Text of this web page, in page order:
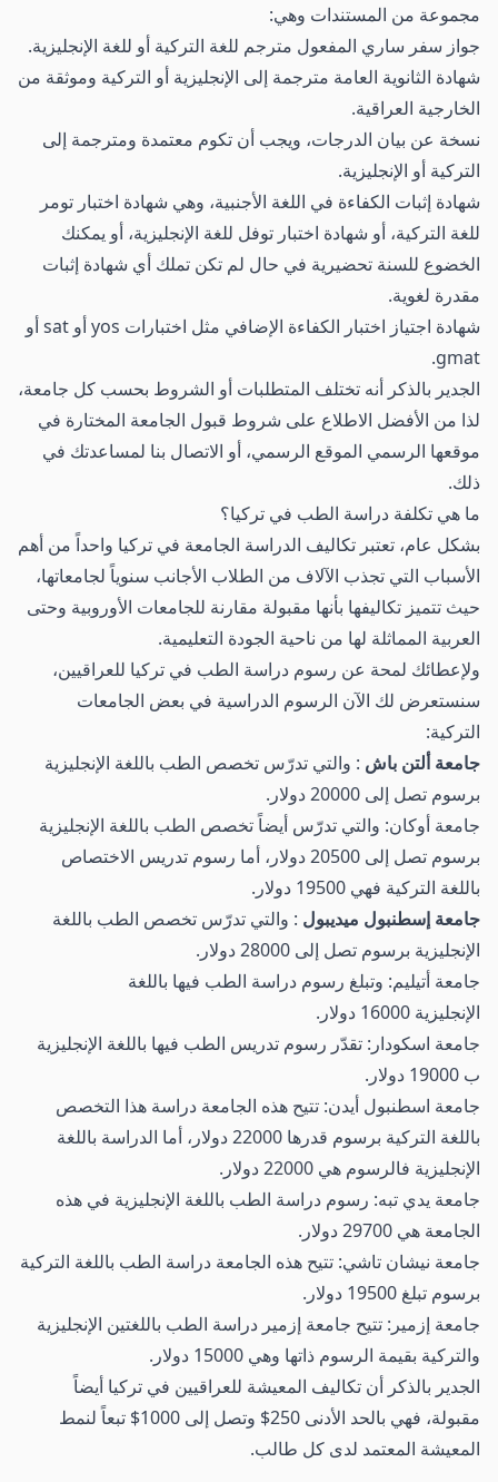
مجموعة من المستندات وهي:
جواز سفر ساري المفعول مترجم للغة التركية أو للغة الإنجليزية.
شهادة الثانوية العامة مترجمة إلى الإنجليزية أو التركية وموثقة من
الخارجية العراقية.
نسخة عن بيان الدرجات، ويجب أن تكوم معتمدة ومترجمة إلى
التركية أو الإنجليزية.
شهادة إثبات الكفاءة في اللغة الأجنبية، وهي شهادة اختبار تومر
للغة التركية، أو شهادة اختبار توفل للغة الإنجليزية، أو يمكنك
الخضوع للسنة تحضيرية في حال لم تكن تملك أي شهادة إثبات
مقدرة لغوية.
شهادة اجتياز اختبار الكفاءة الإضافي مثل اختبارات yos أو sat أو
gmat.
الجدير بالذكر أنه تختلف المتطلبات أو الشروط بحسب كل جامعة،
لذا من الأفضل الاطلاع على شروط قبول الجامعة المختارة في
موقعها الرسمي الموقع الرسمي، أو الاتصال بنا لمساعدتك في
ذلك.
ما هي تكلفة دراسة الطب في تركيا؟
بشكل عام، تعتبر تكاليف الدراسة الجامعة في تركيا واحداً من أهم
الأسباب التي تجذب الآلاف من الطلاب الأجانب سنوياً لجامعاتها،
حيث تتميز تكاليفها بأنها مقبولة مقارنة للجامعات الأوروبية وحتى
العربية المماثلة لها من ناحية الجودة التعليمية.
ولإعطائك لمحة عن رسوم دراسة الطب في تركيا للعراقيين،
سنستعرض لك الآن الرسوم الدراسية في بعض الجامعات
التركية:
جامعة ألتن باش : والتي تدرّس تخصص الطب باللغة الإنجليزية
برسوم تصل إلى 20000 دولار.
جامعة أوكان: والتي تدرّس أيضاً تخصص الطب باللغة الإنجليزية
برسوم تصل إلى 20500 دولار، أما رسوم تدريس الاختصاص
باللغة التركية فهي 19500 دولار.
جامعة إسطنبول ميديبول : والتي تدرّس تخصص الطب باللغة
الإنجليزية برسوم تصل إلى 28000 دولار.
جامعة أتيليم: وتبلغ رسوم دراسة الطب فيها باللغة
الإنجليزية 16000 دولار.
جامعة اسكودار: تقدّر رسوم تدريس الطب فيها باللغة الإنجليزية
ب 19000 دولار.
جامعة اسطنبول أيدن: تتيح هذه الجامعة دراسة هذا التخصص
باللغة التركية برسوم قدرها 22000 دولار، أما الدراسة باللغة
الإنجليزية فالرسوم هي 22000 دولار.
جامعة يدي تبه: رسوم دراسة الطب باللغة الإنجليزية في هذه
الجامعة هي 29700 دولار.
جامعة نيشان تاشي: تتيح هذه الجامعة دراسة الطب باللغة التركية
برسوم تبلغ 19500 دولار.
جامعة إزمير: تتيح جامعة إزمير دراسة الطب باللغتين الإنجليزية
والتركية بقيمة الرسوم ذاتها وهي 15000 دولار.
الجدير بالذكر أن تكاليف المعيشة للعراقيين في تركيا أيضاً
مقبولة، فهي بالحد الأدنى 250$ وتصل إلى 1000$ تبعاً لنمط
المعيشة المعتمد لدى كل طالب.